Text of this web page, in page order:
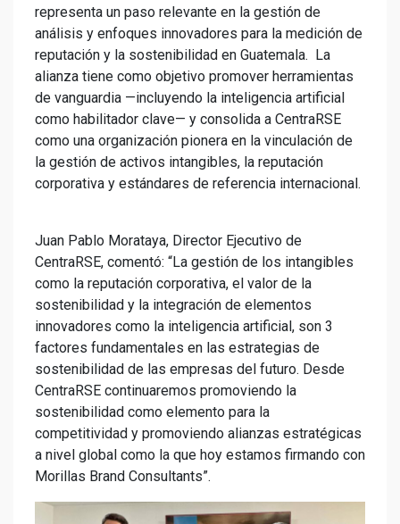
representa un paso relevante en la gestión de
análisis y enfoques innovadores para la medición de
reputación y la sostenibilidad en Guatemala. La
alianza tiene como objetivo promover herramientas
de vanguardia —incluyendo la inteligencia artificial
como habilitador clave— y consolida a CentraRSE
como una organización pionera en la vinculación de
la gestión de activos intangibles, la reputación
corporativa y estándares de referencia internacional.
Juan Pablo Morataya, Director Ejecutivo de
CentraRSE, comentó: “La gestión de los intangibles
como la reputación corporativa, el valor de la
sostenibilidad y la integración de elementos
innovadores como la inteligencia artificial, son 3
factores fundamentales en las estrategias de
sostenibilidad de las empresas del futuro. Desde
CentraRSE continuaremos promoviendo la
sostenibilidad como elemento para la
competitividad y promoviendo alianzas estratégicas
a nivel global como la que hoy estamos firmando con
Morillas Brand Consultants”.